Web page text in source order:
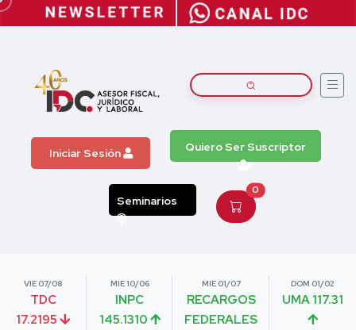
Iniciar Sesión Quiero Ser Suscriptor
Seminarios
0
VIE 07/08
TDC
17.2195
MIE 10/06
INPC
145.1310
MIE 01/07
RECARGOS
FEDERALES
DOM 01/02
UMA 117.31